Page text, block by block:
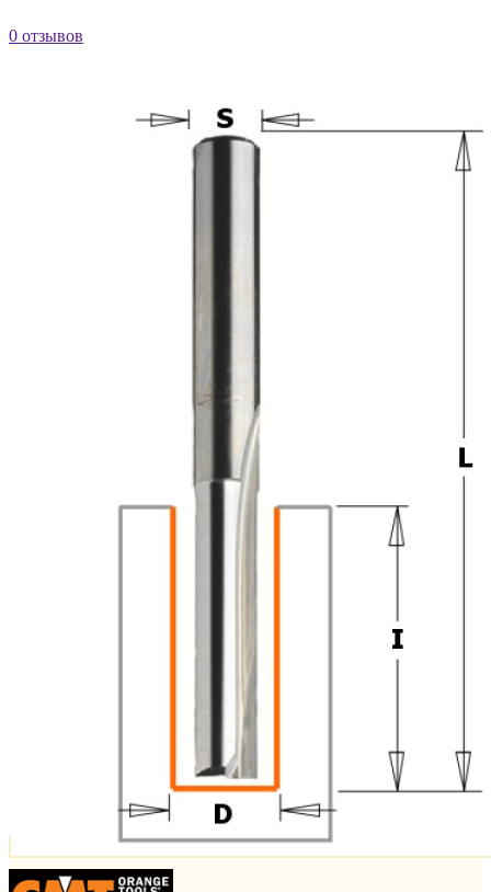
0 отзывов